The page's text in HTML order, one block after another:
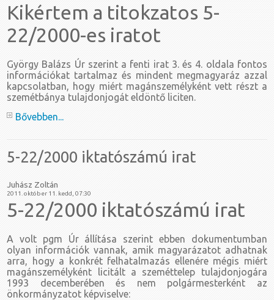
Kikértem a titokzatos 5-
22/2000-es iratot
György Balázs Úr szerint a fenti irat 3. és 4. oldala fontos
információkat tartalmaz és mindent megmagyaráz azzal
kapcsolatban, hogy miért magánszemélyként vett részt a
szemétbánya tulajdonjogát eldöntő liciten.
Bővebben...
5-22/2000 iktatószámú irat
Juhász Zoltán
2011. október 11. kedd, 07:30
5-22/2000 iktatószámú irat
A volt pgm Úr állítása szerint ebben dokumentumban
olyan információk vannak, amik magyarázatot adhatnak
arra, hogy a konkrét felhatalmazás ellenére mégis miért
magánszemélyként licitált a szeméttelep tulajdonjogára
1993 decemberében és nem polgármesterként az
önkormányzatot képviselve: